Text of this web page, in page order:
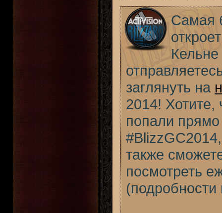
Самая
заглянуть на
2014!
попали прямо
также
посмотреть
(подробности